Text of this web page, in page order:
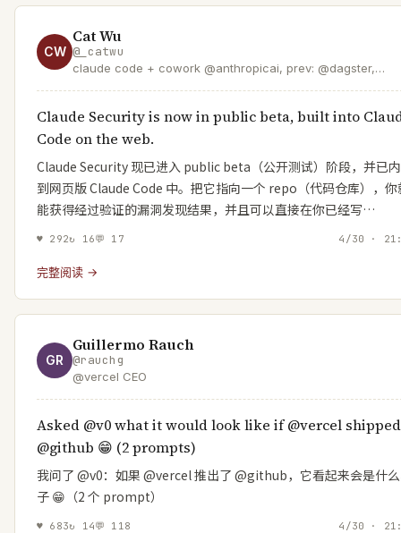
CW
Cat Wu
@ _catwu
claude code + cowork @anthropicai, prev: @dagster,
Claude Security is now in public beta, built into
Code on the web.
Claude Security 现已进入 public beta（公开测试）阶段，并已
到网页版 Claude Code 中。把它指向一个 repo（代码仓库），你
能获得经过验证的漏洞发现结果，并且可以直接在你已经写…
♥ 292↻ 16💬 17 4/30 ·
完整阅读 →
GR
Guillermo Rauch
@rauchg
@vercel CEO
Asked @v0 what it would look like if @vercel shipped
@github 😁 (2 prompts)
我问了 @v0：如果 @vercel 推出了 @github，它看起来会是什
子 😁（2 个 prompt）
♥ 683↻ 14💬 118 4/30 ·